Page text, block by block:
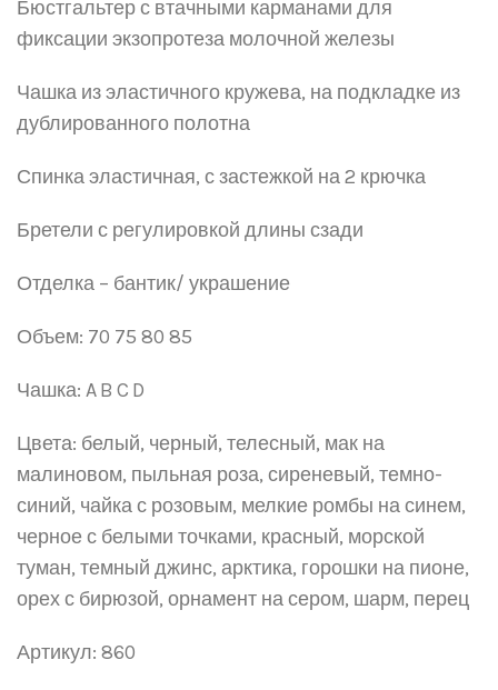
Бюстгальтерс втачными карманами для
фиксации экзопротеза молочной железы
Чашка из эластичного кружева, на подкладке из
дублированного полотна
Спинка эластичная, с застежкой на 2 крючка
Бретели с регулировкой длины сзади
Отделка – бантик/ украшение
Объем: 70 75 80 85
Чашка: AB C D
Цвета: белый, черный, телесный, мак на
малиновом, пыльная роза, сиреневый, темно-
синий, чайка с розовым, мелкие ромбы на синем,
черное с белыми точками, красный, морской
туман, темный джинс, арктика, горошки на пионе,
орех с бирюзой, орнамент на сером, шарм, перец
Артикул: 860